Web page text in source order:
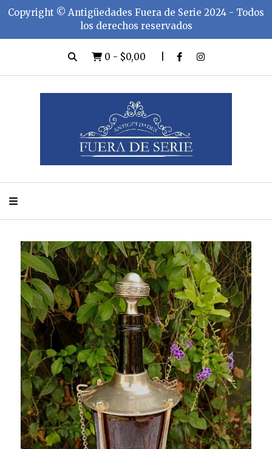
Copyright ©️ Antigüedades Fuera de Serie 2024 - Todos
los derechos reservados
0 - $0,00